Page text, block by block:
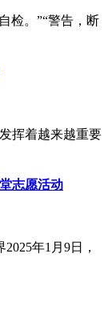
检。”“警告，断
挥着越来越重要
志愿活动
年1月9日，